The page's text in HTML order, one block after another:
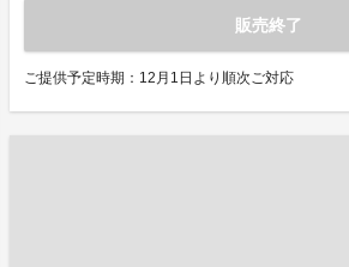
販売終了
ご提供予定時期：12月1日より順次ご対応